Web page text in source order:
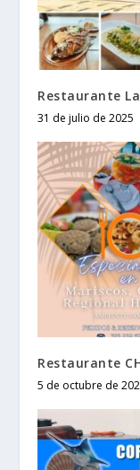
Restaurante
31 de julio de 2025
Restaurante
5 de octubre de